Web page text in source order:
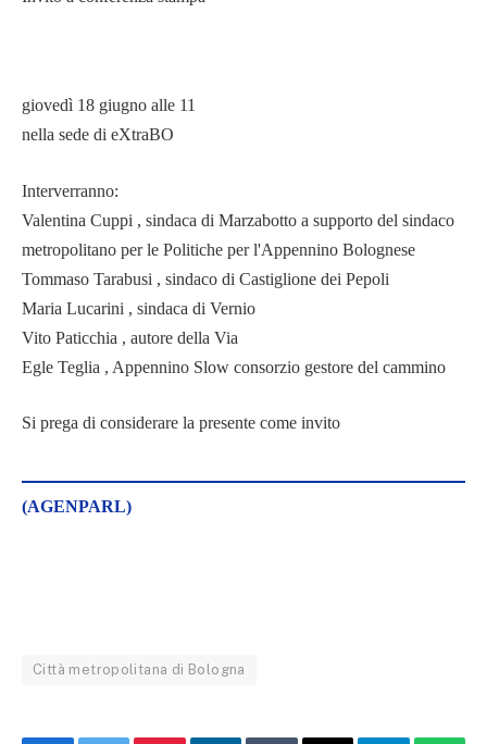
giovedì 18 giugno alle 11
nella sede di eXtraBO
Interverranno:
Valentina Cuppi , sindaca di Marzabotto a supporto del sindaco
metropolitano per le Politiche per l'Appennino Bolognese
Tommaso Tarabusi , sindaco di Castiglione dei Pepoli
Maria Lucarini , sindaca di Vernio
Vito Paticchia , autore della Via
Egle Teglia , Appennino Slow consorzio gestore del cammino
Si prega di considerare la presente come invito
(AGENPARL)
Città metropolitana di Bologna